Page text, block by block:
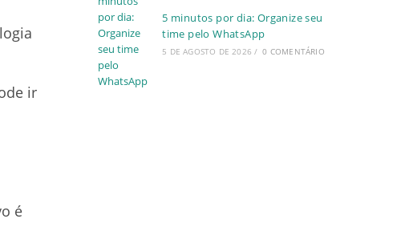
ir
é
5 minutos por dia: Organize seu
time pelo WhatsApp
5 DE AGOSTO DE 2026 / 0 COMENTÁRIO